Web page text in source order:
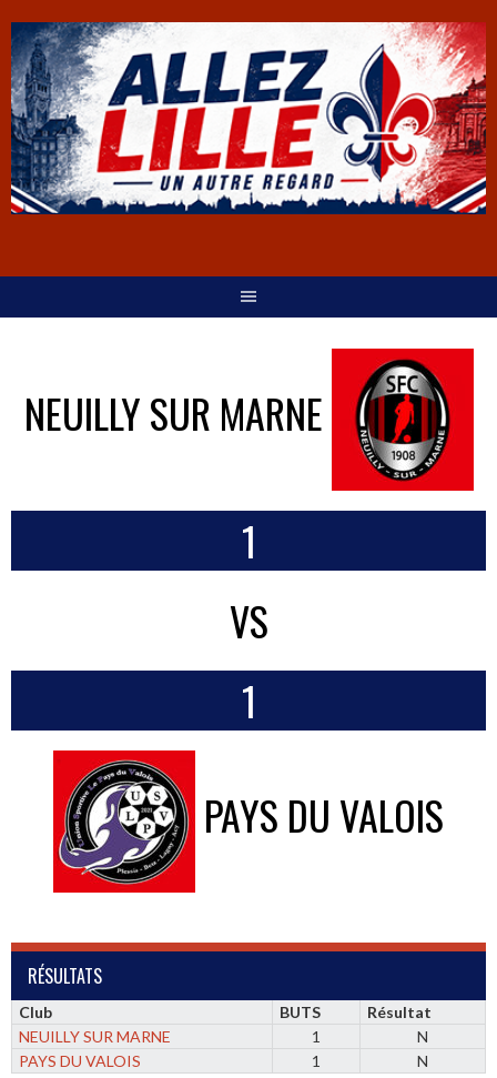
NEUILLY SUR MARNE
1
VS
1
PAYS DU VALOIS
RÉSULTATS
Club BUTS
Résultat
NEUILLY SUR MARNE
1
N
PAYS DU VALOIS
1 N